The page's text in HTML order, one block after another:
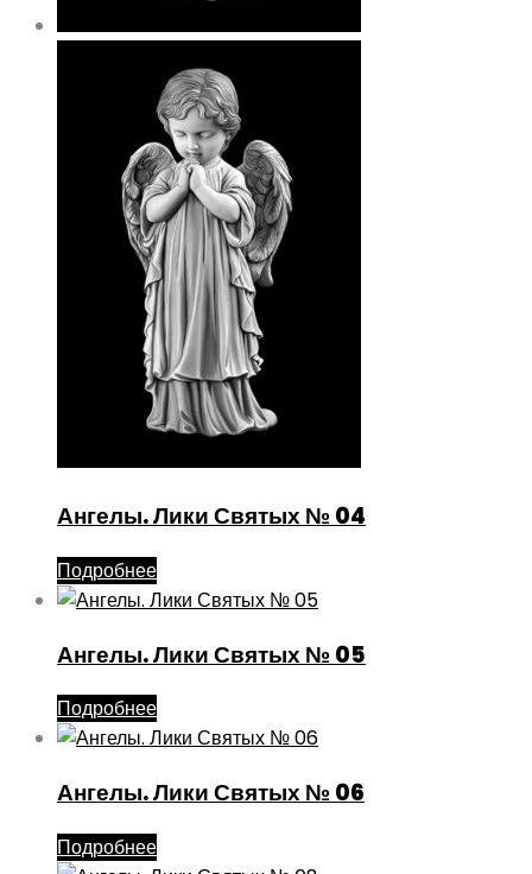
Ангелы. Лики Святых № 04
Подробнее
Ангелы. Лики Святых № 05
Подробнее
Ангелы. Лики Святых № 06
Подробнее